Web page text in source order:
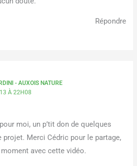
Répondre
- AUXOIS NATURE
À 22H08
moi, un p’tit don de quelques
Merci Cédric pour le partage,
avec cette vidéo.